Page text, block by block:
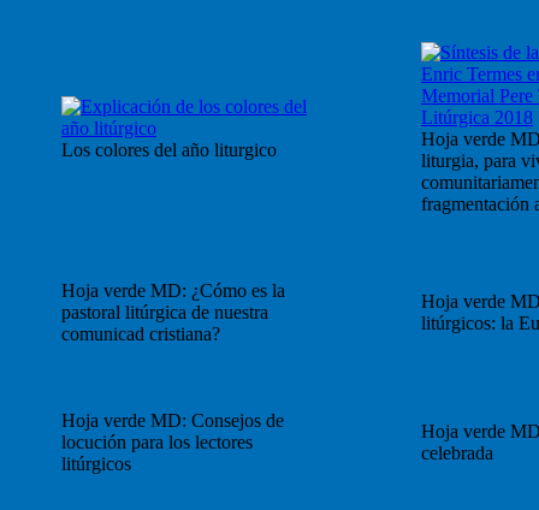
Los colores del año liturgico
Hoja verde
liturgia, para
fragmentación
Hoja verde MD: ¿Cómo es la
pastoral litúrgica de nuestra
comunicad cristiana?
Hoja verde
litúrgicos: la
Hoja verde MD: Consejos de
locución para los lectores
litúrgicos
Hoja verde
celebrada